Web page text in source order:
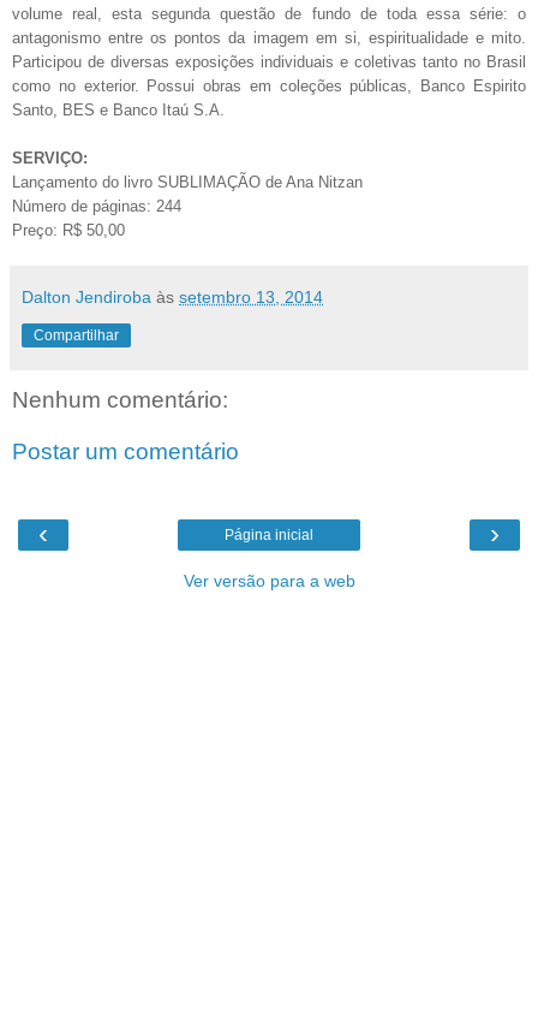
volume real, esta segunda questão de fundo de toda essa série: o
antagonismo entre os pontos da imagem em si, espiritualidade e mito.
Participou de diversas exposições individuais e coletivas tanto no Brasil
como no exterior. Possui obras em coleções públicas, Banco Espirito
Santo, BES e Banco Itaú S.A.
SERVIÇO:
Lançamento do livro SUBLIMAÇÃO de Ana Nitzan
Número de páginas: 244
Preço: R$ 50,00
Dalton Jendiroba às setembro 13, 2014
Compartilhar
Nenhum comentário:
Postar um comentário
‹ ›
Página inicial
Ver versão para a web